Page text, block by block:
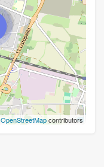
OpenStreetMapcontributors